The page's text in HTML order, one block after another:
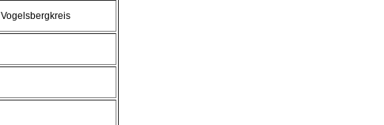
Vogelsbergkreis